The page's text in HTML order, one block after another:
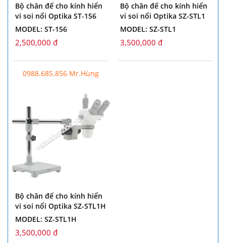
Bộ chân đế cho kính hiển
vi soi nổi Optika ST-156
MODEL: ST-156
2,500,000 đ
Bộ chân đế cho kính hiển
vi soi nổi Optika SZ-STL1
MODEL: SZ-STL1
3,500,000 đ
0988.685.856 Mr.Hùng
Bộ chân đế cho kính hiển
vi soi nổi Optika SZ-STL1H
MODEL: SZ-STL1H
3,500,000 đ